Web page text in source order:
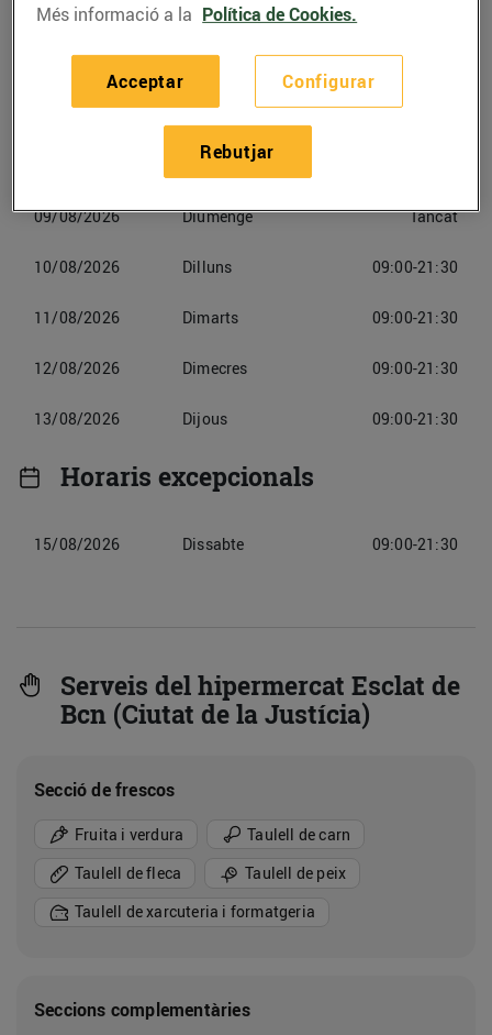
06/08/2026 Dijous 09:00-21:30
07/08/2026 Divendres 09:00-21:30
Dissabte
09/08/2026 Diumenge Tancat
10/08/2026 Dilluns 09:00-21:30
11/08/2026 Dimarts 09:00-21:30
12/08/2026 Dimecres 09:00-21:30
13/08/2026 Dijous 09:00-21:30
Horaris excepcionals
15/08/2026 Dissabte 09:00-21:30
Serveis del hipermercat Esclat de
Bcn (Ciutat de la Justícia)
Secció de frescos
Fruita i verdura
Taulell de carn
Taulell de fleca
Taulell de peix
Taulell de xarcuteria i formatgeria
Seccions complementàries
Més informació a la Política de Cookies.
Configurar
Rebutjar
Acceptar